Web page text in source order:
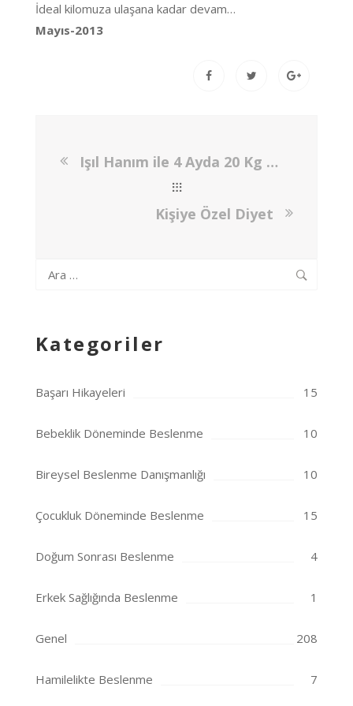
İdeal kilomuza ulaşana kadar devam…
Mayıs-2013
Işıl Hanım ile 4 Ayda 20 Kg Verdik
Kişiye Özel Diyet
Arama:
Kategoriler
Başarı Hikayeleri 15
Bebeklik Döneminde Beslenme 10
Bireysel Beslenme Danışmanlığı 10
Çocukluk Döneminde Beslenme 15
Doğum Sonrası Beslenme 4
Erkek Sağlığında Beslenme 1
Genel 208
Hamilelikte Beslenme 7